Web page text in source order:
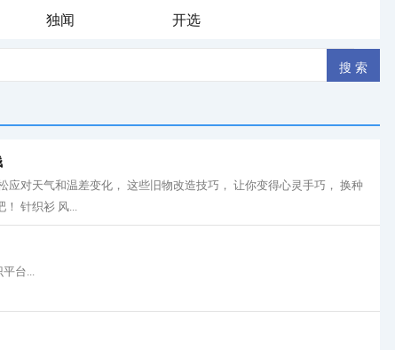
独闻 开选
应对天气和温差变化， 这些旧物改造技巧， 让你变得心灵手巧， 换种
！ 针织衫 风...
台...